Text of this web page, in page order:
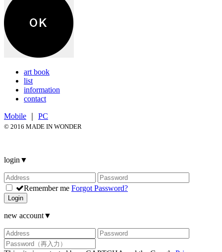
art book
list
information
contact
Mobile PC
© 2016 MADE IN WONDER
login ▼
Remember me Forgot Password?
Login
new account▼